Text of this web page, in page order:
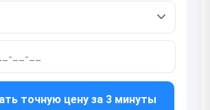
точную цену за 3 минуты